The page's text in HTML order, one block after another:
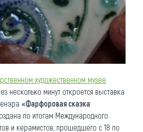
художественном музее
несколько минут откроется выставка
«Фарфоровая сказка
по итогам Международного
и керамистов, прошедшего с 18 по